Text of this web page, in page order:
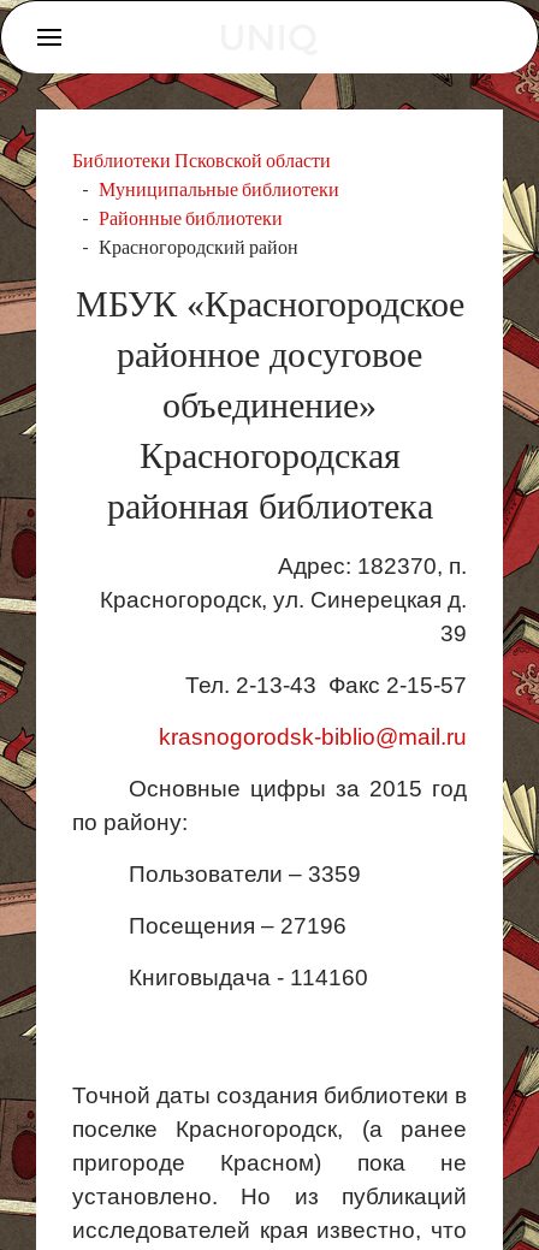
Библиотеки Псковской области
Муниципальные библиотеки
Районные библиотеки
Красногородский район
МБУК «Красногородское
районное досуговое
объединение»
Красногородская
районная библиотека
Адрес: 182370, п.
Красногородск, ул. Синерецкая д.
39
Тел. 2-13-43 Факс 2-15-57
krasnogorodsk-biblio@mail.ru
Основные цифры за 2015 год
по району:
Пользователи – 3359
Посещения – 27196
Книговыдача - 114160
Точной даты создания библиотеки в
поселке Красногородск, (а ранее
пригороде Красном) пока не
установлено. Но из публикаций
исследователей края известно, что